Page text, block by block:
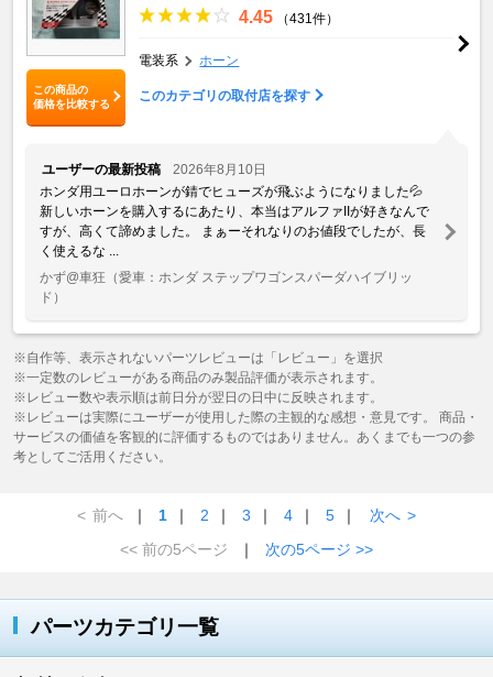
この商品の
価格を比較する
4.45 （431件）
電装系 ホーン
このカテゴリの取付店を探す
ユーザーの最新投稿
2026年8月10日
ホンダ用ユーロホーンが錆でヒューズが飛ぶようになりました💦
新しいホーンを購入するにあたり、本当はアルファIIが好きなんで
すが、高くて諦めました。 まぁーそれなりのお値段でしたが、長
く使えるな ...
かず@車狂 （愛車：ホンダ ステップワゴンスパーダハイブリッ
ド）
※自作等、表示されないパーツレビューは「レビュー」を選択
※一定数のレビューがある商品のみ製品評価が表示されます。
※レビュー数や表示順は前日分が翌日の日中に反映されます。
※レビューは実際にユーザーが使用した際の主観的な感想・意見です。 商品・
サービスの価値を客観的に評価するものではありません。あくまでも一つの参
考としてご活用ください。
< 前へ ｜ 1 ｜ 2 ｜ 3 ｜ 4 ｜ 5 ｜ 次へ >
<< 前の5ページ
｜ 次の5ページ >>
パーツカテゴリ一覧